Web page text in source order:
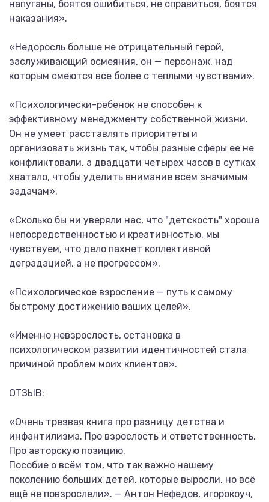
напуганы, боятся ошибиться, не справиться, боятся
наказания».
«Недоросль больше не отрицательный герой,
заслуживающий осмеяния, он — персонаж, над
которым смеются все более с теплыми чувствами».
«Психологически-ребенок не способен к
эффективному менеджменту собственной жизни.
Он не умеет расставлять приоритеты и
организовать жизнь так, чтобы разные сферы ее не
конфликтовали, а двадцати четырех часов в сутках
хватало, чтобы уделить внимание всем значимым
задачам».
«Сколько бы ни уверяли нас, что "детскость" хороша
непосредственностью и креативностью, мы
чувствуем, что дело пахнет коллективной
деградацией, а не прогрессом».
«Психологическое взросление — путь к самому
быстрому достижению ваших целей».
«Именно невзрослость, остановка в
психологическом развитии идентичностей стала
причиной проблем моих клиентов».
ОТЗЫВ:
«Очень трезвая книга про разницу детства и
инфантилизма. Про взрослость и ответственность.
Про авторскую позицию.
Пособие о всём том, что так важно нашему
поколению больших детей, которые выросли, но всё
ещё не повзрослели». — Антон Нефедов, игорокоуч,